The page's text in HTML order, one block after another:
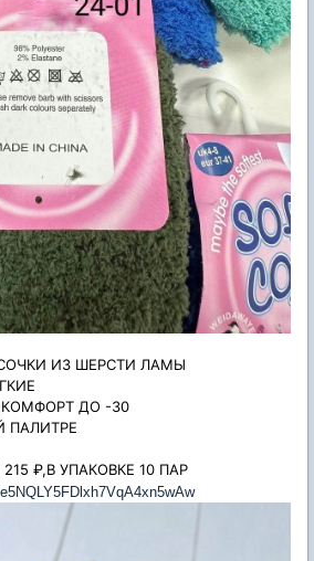
ИЗ ШЕРСТИ ЛАМЫ
ДО -30
ПАЛИТРЕ
₽,В УПАКОВКЕ 10 ПАР